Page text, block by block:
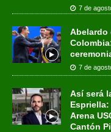
7 de
Abelardo
7 de
Así será
Arena
Cantón